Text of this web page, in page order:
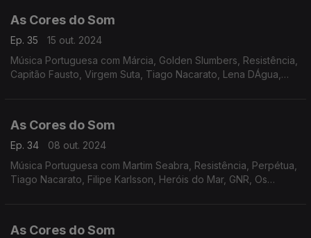
As Cores do Som
Ep. 35
15 out. 2024
Música Portuguesa com Márcia, Golden Slumbers, Resistência,
Capitão Fausto, Virgem Suta, Tiago Nacarato, Lena DÁgua,
As Cores do Som
Ep. 34
08 out. 2024
Música Portuguesa com Martim Seabra, Resistência, Perpétua,
Tiago Nacarato, Filipe Karlsson, Heróis do Mar, GNR, Os
As Cores do Som